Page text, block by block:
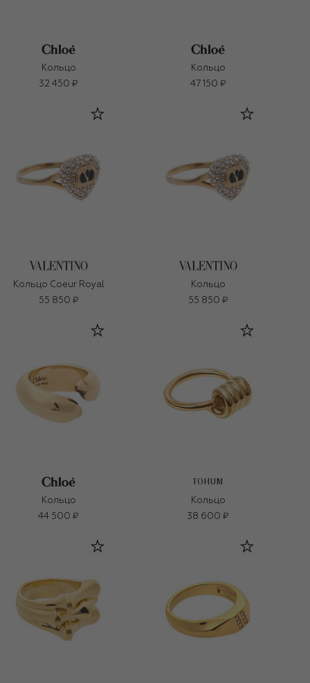
Кольцо
32 450 ₽
Кольцо
47 150 ₽
Кольцо Coeur Royal
55 850 ₽
Кольцо
55 850 ₽
Кольцо
44 500 ₽
TOHUM
Кольцо
38 600 ₽